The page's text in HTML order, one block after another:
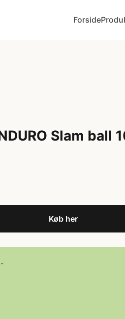
Forside
Slam ball
Køb her